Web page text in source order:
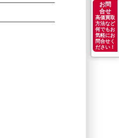
お問
合せ
高価買取
方法など
何でもお
気軽にお
問合せく
ださい！